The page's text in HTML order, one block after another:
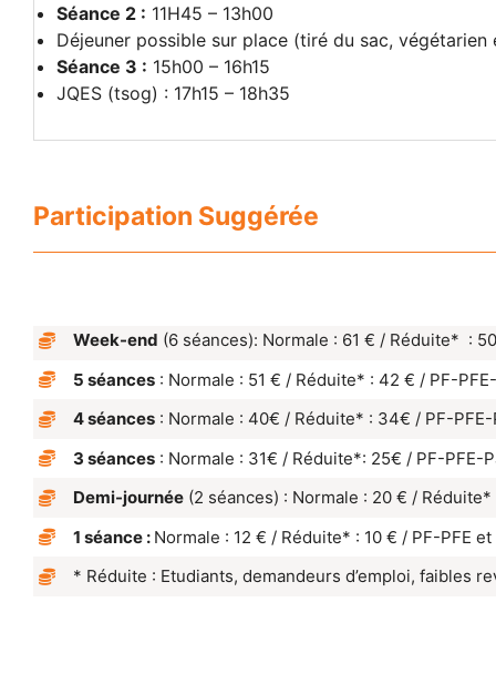
Séance 2 : 11H45 – 13h00
Déjeuner possible sur place (tiré du sac, végétarien
Séance 3 : 15h00 – 16h15
JQES (tsog) : 17h15 – 18h35
Participation Suggérée
Week-end (6 séances): Normale : 61 € / Réduite* :
5 séances: Normale : 51 € / Réduite* : 42 € / PF-
4 séances: Normale : 40€ / Réduite* : 34€ / PF-
3 séances: Normale : 31€ / Réduite*: 25€ / PF-PFE-
Demi-journée(2 séances) : Normale : 20 € /
1 séance : Normale : 12 € / Réduite* : 10 € / PF-PFE
* Réduite : Etudiants, demandeurs d’emploi, faibles